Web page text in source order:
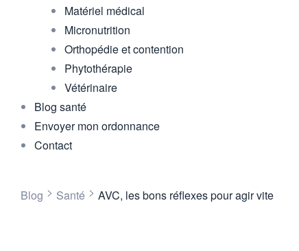
Matériel médical
Micronutrition
Orthopédie et contention
Phytothérapie
Vétérinaire
Blog santé
Envoyer mon ordonnance
Contact
Blog > Santé > AVC, les bons réflexes pour agir vite